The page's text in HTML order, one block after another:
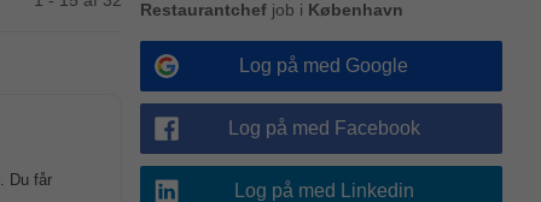
Du får
Restaurantchef job i København
Log på med Google
Log på med Facebook
Log på med Linkedin